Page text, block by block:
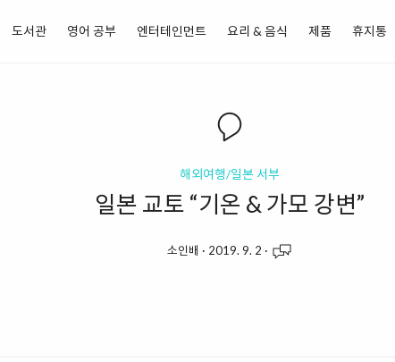
도서관 영어 공부 엔터테인먼트 요리 & 음식 제품 휴지통
해외여행/일본 서부
일본 교토 “기온 & 가모 강변”
소인배 · 2019. 9. 2 ·